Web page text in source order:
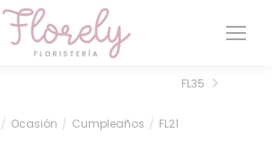
Ocasión Cumpleaños FL21
FL35